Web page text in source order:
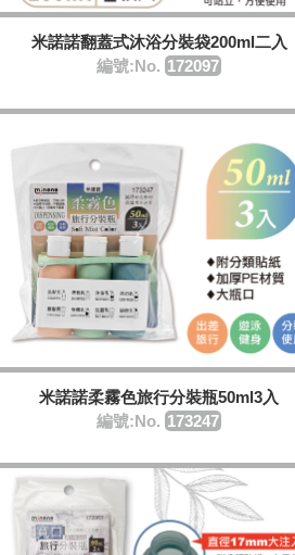
米諾諾翻蓋式沐浴分裝袋200ml二入
編號:No. ​172097
米諾諾柔霧色旅行分裝瓶50ml3入
編號:No. 173247